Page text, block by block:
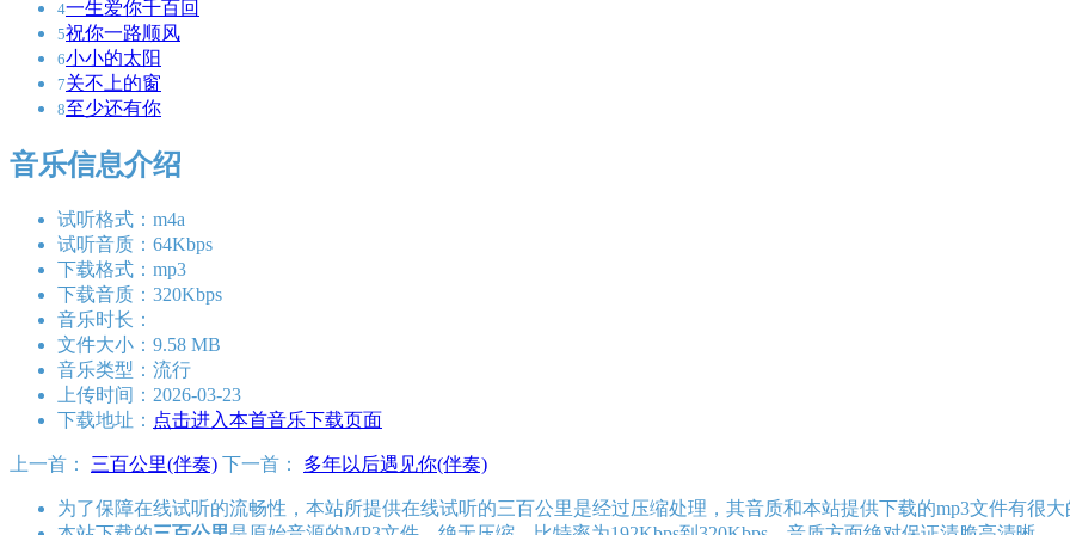
4一生爱你千百回
5祝你一路顺风
6小小的太阳
7关不上的窗
8至少还有你
音乐信息介绍
试听格式：m4a
试听音质：64Kbps
下载格式：mp3
下载音质：320Kbps
音乐时长：
文件大小：9.58 MB
音乐类型：流行
上传时间：2026-03-23
下载地址： 点击进入本首音乐下载页面
上一首： 三百公里(伴奏) 下一首： 多年以后遇见你(伴奏)
为了保障在线试听的流畅性，本站所提供在线试听的三百公里是经过压缩处理，其音质和本站提供下载的mp3文件有很